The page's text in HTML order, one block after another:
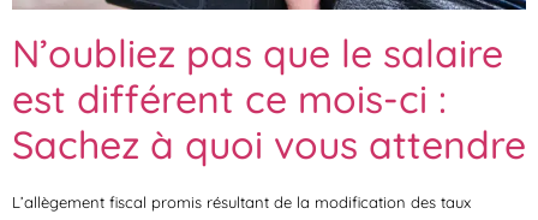
N’oubliez pas que le salaire
est différent ce mois-ci :
Sachez à quoi vous attendre
L’allègement fiscal promis résultant de la modification des taux